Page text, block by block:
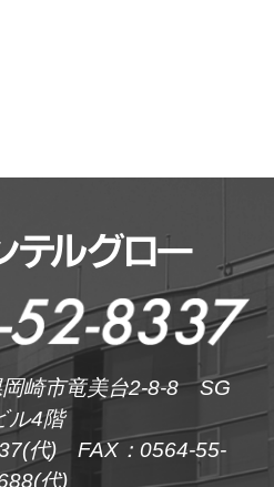
岡崎市竜美台2-8-8 SG
ル4階
代) FAX：0564-55-
代)